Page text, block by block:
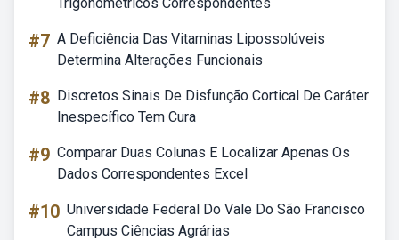
#7 A Deficiência Das Vitaminas Lipossolúveis
Determina Alterações Funcionais
#8 Discretos Sinais De Disfunção Cortical De Caráter
Inespecífico Tem Cura
#9 Comparar Duas Colunas E Localizar Apenas Os
Dados Correspondentes Excel
#10 Universidade Federal Do Vale Do São Francisco
Campus Ciências Agrárias